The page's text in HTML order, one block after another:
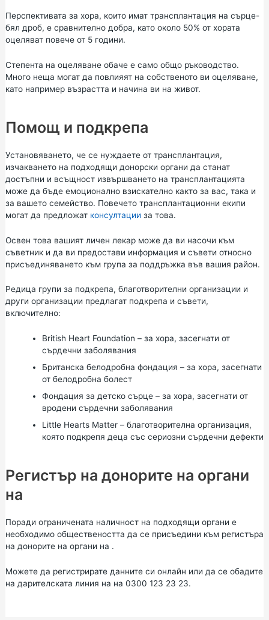
Перспективата за хора, които имат трансплантация на сърце-
бял дроб, е сравнително добра, като около 50% от хората
оцеляват повече от 5 години.
Степента на оцеляване обаче е само общо ръководство.
Много неща могат да повлияят на собственото ви оцеляване,
като например възрастта и начина ви на живот.
Помощ и подкрепа
Установяването, че се нуждаете от трансплантация,
изчакването на подходящи донорски органи да станат
достъпни и всъщност извършването на трансплантацията
може да бъде емоционално взискателно както за вас, така и
за вашето семейство. Повечето трансплантационни екипи
могат да предложат консултации за това.
Освен това вашият личен лекар може да ви насочи към
съветник и да ви предостави информация и съвети относно
присъединяването към група за поддръжка във вашия район.
Редица групи за подкрепа, благотворителни организации и
други организации предлагат подкрепа и съвети,
включително:
British Heart Foundation – за хора, засегнати от
сърдечни заболявания
Британска белодробна фондация – за хора, засегнати
от белодробна болест
Фондация за детско сърце– за хора, засегнати от
вродени сърдечни заболявания
Little Hearts Matter– благотворителна организация,
която подкрепя деца със сериозни сърдечни дефекти
Регистър на донорите на органи
на
Поради ограничената наличност на подходящи органи е
необходимо обществеността да се присъедини към регистъра
на донорите на органи на .
Можете да регистрирате данните си онлайн или да се обадите
на дарителската линия на на 0300 123 23 23.